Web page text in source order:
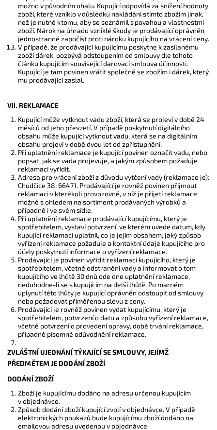
možno v původním obalu. Kupující odpovídá za snížení hodnoty
zboží, které vzniklo v důsledku nakládání s tímto zbožím jinak,
než je nutné k tomu, aby se seznámil s povahou a vlastnostmi
zboží. Nárok na úhradu vzniklé škody je prodávající oprávněn
jednostranně započíst proti nároku kupujícího na vrácení ceny.
V případě, že prodávající kupujícímu poskytne k zasílanému
zboží dárek, pozbývá odstoupením od smlouvy dle tohoto
článku kupujícím související darovací smlouva účinnosti.
Kupující je tam povinen vrátit společně se zbožím i dárek, který
mu prodávající zaslal.
VII. REKLAMACE
Kupující může vytknout vadu zboží, která se projeví v době 24
měsíců od jeho převzetí. V případě poskytnutí digitálního
obsahu může kupující vytknout vadu, která se na digitálním
obsahu projeví v době dvou let od zpřístupnění.
Při uplatnění reklamace je kupující povinen označit vadu, nebo
popsat, jak se vada projevuje, a jakým způsobem požaduje
reklamaci vyřídit.
Adresa pro vrácení zboží z důvodu vytčení vady (reklamace je):
Chudčice 38, 66471. Prodávající je rovněž povinen přijmout
reklamaci v kterékoli provozovně, v níž je přijetí reklamace
možné s ohledem na sortiment prodávaných výrobků a
případně i ve svém sídle.
Při uplatnění reklamace prodávající kupujícímu, který je
spotřebitelem, vystaví potvrzení, ve kterém uvede datum, kdy
kupující reklamaci uplatnil, co je jejím obsahem, jaký způsob
vyřízení reklamace požaduje a kontaktní údaje kupujícího pro
účely poskytnutí informace o vyřízení reklamace.
Prodávající je povinen vyřídit reklamaci kupujícího, který je
spotřebitelem, včetně odstranění vady a informovat o tom
kupujícího ve lhůtě 30 dnů ode dne uplatnění reklamace,
nedohodne-li se s kupujícím na delší lhůtě. Po marném
uplynutí této lhůty je kupující oprávněn odstoupit od smlouvy
nebo požadovat přiměřenou slevu z ceny.
Prodávající je rovněž povinen vydat kupujícímu, který je
spotřebitelem, potvrzení o datu a způsobu vyřízení reklamace,
včetně potvrzení o provedení opravy, době trvání reklamace,
případně písemné odůvodnění reklamace.
ZVLÁŠTNÍ UJEDNÁNÍ TÝKAJÍCÍ SE SMLOUVY, JEJÍMŽ
PŘEDMĚTEM JE DODÁNÍ ZBOŽÍ
DODÁNÍ ZBOŽÍ
Zboží je kupujícímu dodáno na adresu určenou kupujícím
v objednávce.
Způsob dodání zboží kupující zvolí v objednávce. V případě
elektronických poukazů bude kupujícímu zboží dodáno na
emailovou adresu uvedenou v objednávce.